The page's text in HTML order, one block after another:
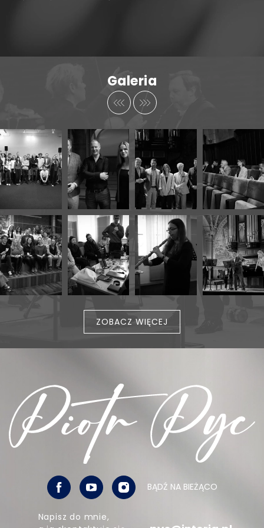
Galeria
ZOBACZ WIĘCEJ
BĄDŹ NA BIEŻĄCO
Napisz do mnie,